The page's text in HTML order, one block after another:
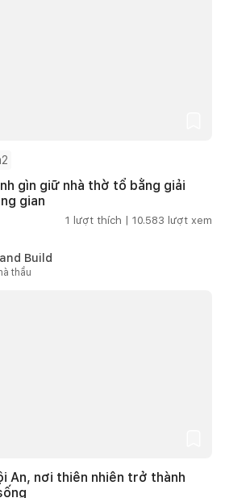
gìn giữ nhà thờ tổ bằng giải
gian
1 lượt thích | 10.583 lượt xem
Build
thầu
An, nơi thiên nhiên trở thành